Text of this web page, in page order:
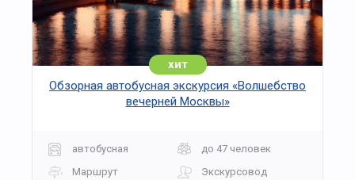
хит
Обзорная автобусная экскурсия «Волшебство
вечерней Москвы»
автобусная
до 47 человек
Маршрут
Экскурсовод